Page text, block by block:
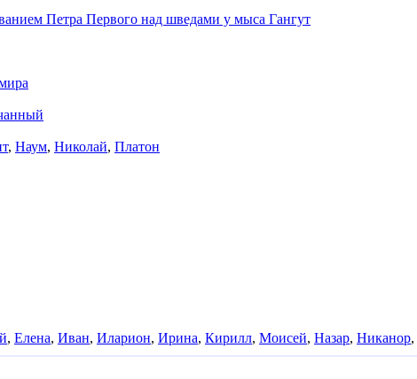
Петра Первого над шведами у мыса Гангут
, Наум, Николай, Платон
, Елена, Иван, Иларион, Ирина, Кирилл, Моисей, Назар, Никанор,